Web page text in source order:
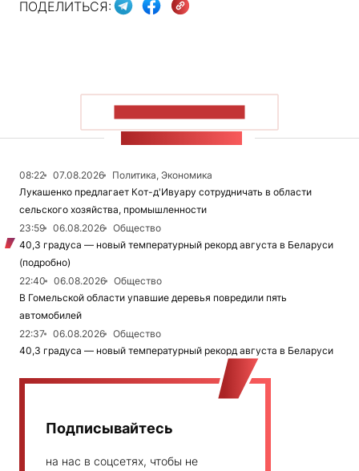
ПОДЕЛИТЬСЯ:
08:22 07.08.2026
Политика, Экономика
Лукашенко предлагает Кот-д'Ивуару сотрудничать в области
сельского хозяйства, промышленности
23:59
06.08.2026
Общество
40,3 градуса — новый температурный рекорд августа в Беларуси
(подробно)
22:40
06.08.2026
Общество
В Гомельской области упавшие деревья повредили пять
автомобилей
22:37
06.08.2026
Общество
40,3 градуса — новый температурный рекорд августа в Беларуси
Подписывайтесь
на нас в соцсетях, чтобы не